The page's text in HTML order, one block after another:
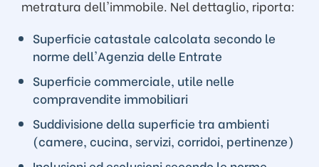
metratura dell'immobile. Nel dettaglio, riporta:
Superficie catastale calcolata secondo le
norme dell'Agenzia delle Entrate
Superficie commerciale, utile nelle
compravendite immobiliari
Suddivisione della superficie tra ambienti
(camere, cucina, servizi, corridoi, pertinenze)